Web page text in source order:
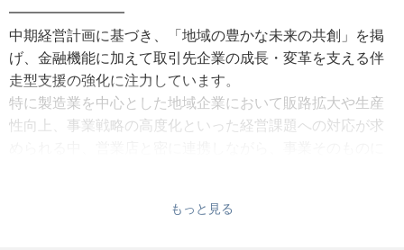
━━━━━━━━
中期経営計画に基づき、「地域の豊かな未来の共創」を掲
げ、金融機能に加えて取引先企業の成長・変革を支える伴
走型支援の強化に注力しています。
特に製造業を中心とした地域企業において販路拡大や生産
性向上、事業戦略の高度化といった経営課題への対応が求
※採用後、グループ会社への在籍出向を想定しております。
もっと見る